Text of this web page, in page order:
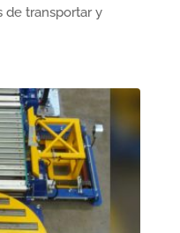
de transportar y